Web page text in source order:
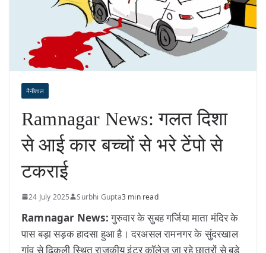
नैनीताल
Ramnagar News: गलत दिशा
से आई कार बच्चों से भरे टेंपो से
टकराई
24 July 2025 Surbhi Gupta3 min read
Ramnagar News:गुरुवार के सुबह गर्जिया माता मंदिर के
पास बड़ा सड़क हादसा हुआ है। दरअसल रामनगर के सुंदरखाल
गांव से ढिकुली स्थित राजकीय इंटर कॉलेज जा रहे छात्रों से बड़े